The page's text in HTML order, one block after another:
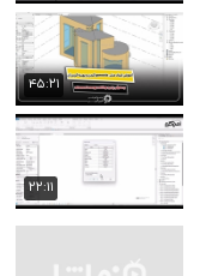
۴۵:۲۱
۲۲:۱۱